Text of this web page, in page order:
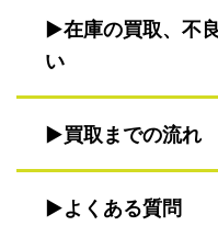
在庫の買取、不
い
買取までの流れ
よくある質問